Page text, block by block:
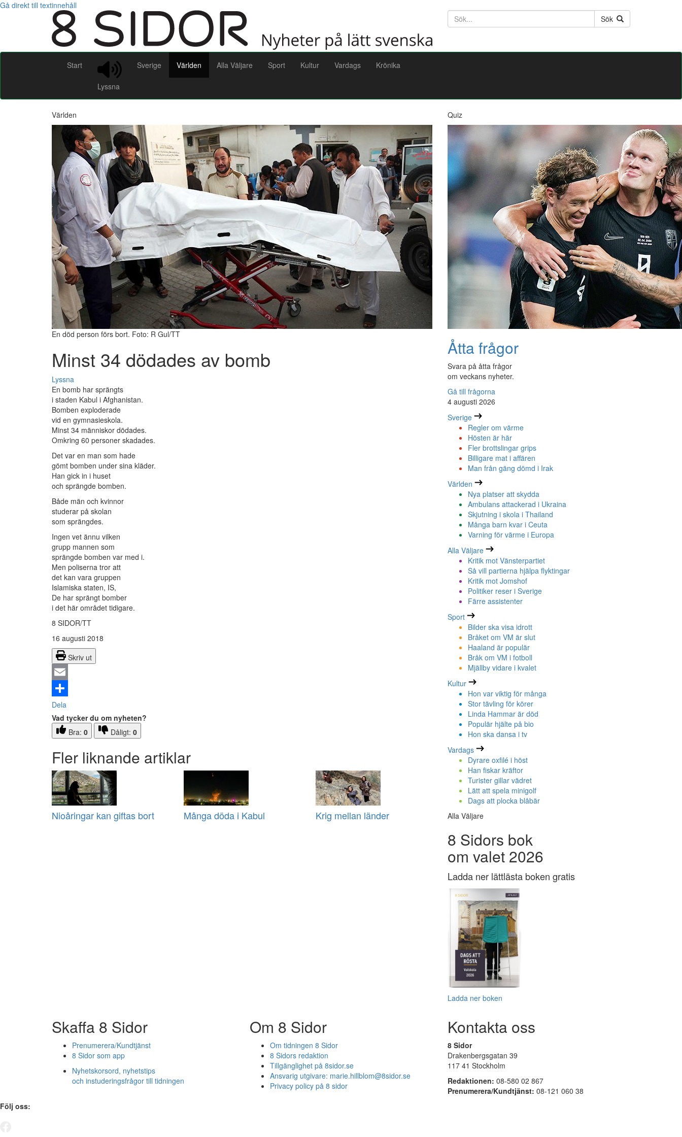
Gå direkt till textinnehåll
Söktext
Sök
Start
Lyssna
Sverige Världen Alla Väljare Sport Kultur Vardags Krönika
Världen
En död person förs bort. Foto: R Gul/TT
Minst 34 dödades av bomb
Lyssna
En bomb har sprängts
i staden Kabul i Afghanistan.
Bomben exploderade
vid en gymnasieskola.
Minst 34 människor dödades.
Omkring 60 personer skadades.
Det var en man som hade
gömt bomben under sina kläder.
Han gick in i huset
och sprängde bomben.
Både män och kvinnor
studerar på skolan
som sprängdes.
Ingen vet ännu vilken
grupp mannen som
sprängde bomben var med i.
Men poliserna tror att
det kan vara gruppen
Islamiska staten, IS,
De har sprängt bomber
i det här området tidigare.
8 SIDOR/TT
16 augusti 2018
Skriv ut
Email
Dela
Vad tycker du om nyheten?
Bra: 0 Dåligt: 0
Fler liknande artiklar
Nioåringar kan giftas bort Många döda i Kabul Krig mellan länder
Quiz
Åtta frågor
Svara på åtta frågor
om veckans nyheter.
Gå till frågorna
4 augusti 2026
Sverige
Regler om värme
Hösten är här
Fler brottslingar grips
Billigare mat i affären
Man från gäng dömd i Irak
Världen
Nya platser att skydda
Ambulans attackerad i Ukraina
Skjutning i skola i Thailand
Många barn kvar i Ceuta
Varning för värme i Europa
Alla Väljare
Kritik mot Vänsterpartiet
Så vill partierna hjälpa flyktingar
Kritik mot Jomshof
Politiker reser i Sverige
Färre assistenter
Sport
Bilder ska visa idrott
Bråket om VM är slut
Haaland är populär
Bråk om VM i fotboll
Mjällby vidare i kvalet
Kultur
Hon var viktig för många
Stor tävling för körer
Linda Hammar är död
Populär hjälte på bio
Hon ska dansa i tv
Vardags
Dyrare oxfilé i höst
Han fiskar kräftor
Turister gillar vädret
Lätt att spela minigolf
Dags att plocka blåbär
Alla Väljare
8 Sidors bok
om valet 2026
Ladda ner lättlästa boken gratis
Ladda ner boken
Skaffa 8 Sidor
Prenumerera/Kundtjänst
8 Sidor som app
Nyhetskorsord, nyhetstips
och instuderingsfrågor till tidningen
Om 8 Sidor
Om tidningen 8 Sidor
8 Sidors redaktion
Tillgänglighet på 8sidor.se
Ansvarig utgivare: marie.hillblom@8sidor.se
Privacy policy på 8 sidor
Kontakta oss
8 Sidor
Drakenbergsgatan 39
117 41 Stockholm
Redaktionen: 08-580 02 867
Prenumerera/Kundtjänst: 08-121 060 38
Följ oss: